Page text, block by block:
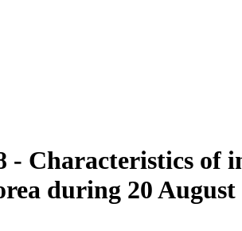
- Characteristics of
during 20